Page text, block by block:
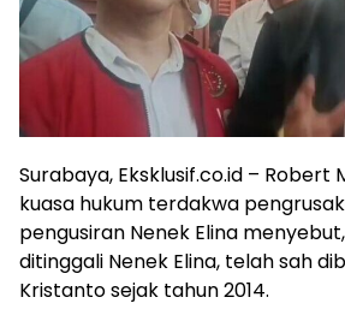
Surabaya, Eksklusif.co.id –
kuasa hukum terdakwa
pengusiran Nenek Elina
ditinggali Nenek Elina, telah sah
Kristanto sejak tahun 2014.